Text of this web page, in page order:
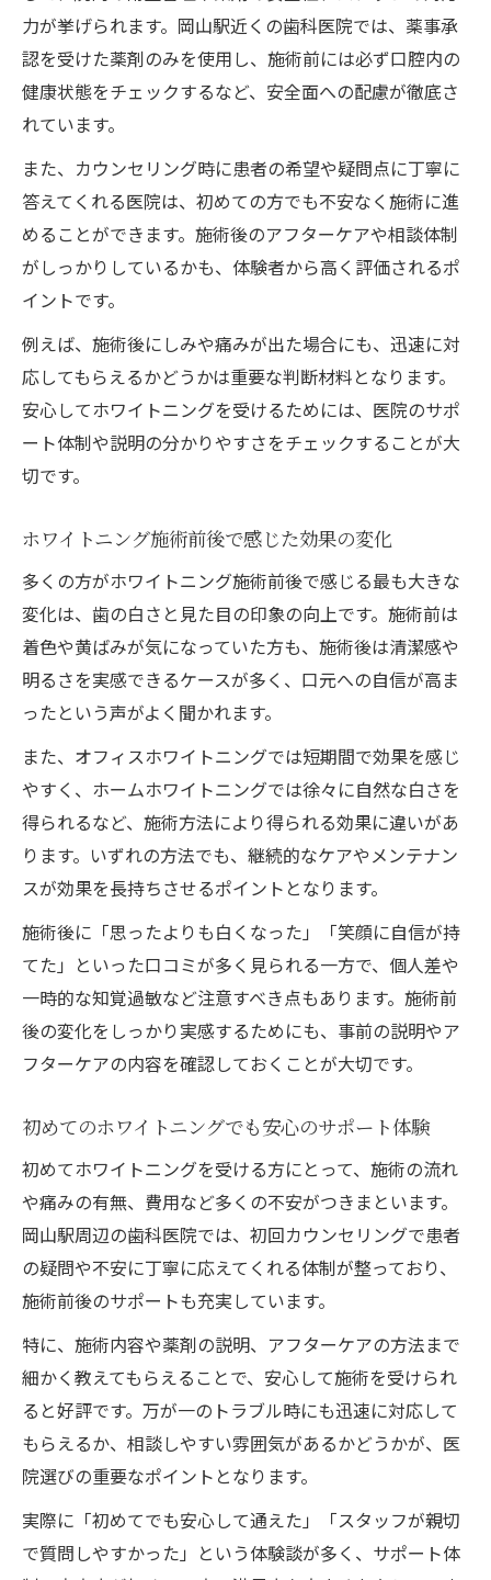
力が挙げられます。岡山駅近くの歯科医院では、薬事承
認を受けた薬剤のみを使用し、施術前には必ず口腔内の
健康状態をチェックするなど、安全面への配慮が徹底さ
れています。
また、カウンセリング時に患者の希望や疑問点に丁寧に
答えてくれる医院は、初めての方でも不安なく施術に進
めることができます。施術後のアフターケアや相談体制
がしっかりしているかも、体験者から高く評価されるポ
イントです。
例えば、施術後にしみや痛みが出た場合にも、迅速に対
応してもらえるかどうかは重要な判断材料となります。
安心してホワイトニングを受けるためには、医院のサポ
ート体制や説明の分かりやすさをチェックすることが大
切です。
ホワイトニング施術前後で感じた効果の変化
多くの方がホワイトニング施術前後で感じる最も大きな
変化は、歯の白さと見た目の印象の向上です。施術前は
着色や黄ばみが気になっていた方も、施術後は清潔感や
明るさを実感できるケースが多く、口元への自信が高ま
ったという声がよく聞かれます。
また、オフィスホワイトニングでは短期間で効果を感じ
やすく、ホームホワイトニングでは徐々に自然な白さを
得られるなど、施術方法により得られる効果に違いがあ
ります。いずれの方法でも、継続的なケアやメンテナン
スが効果を長持ちさせるポイントとなります。
施術後に「思ったよりも白くなった」「笑顔に自信が持
てた」といった口コミが多く見られる一方で、個人差や
一時的な知覚過敏など注意すべき点もあります。施術前
後の変化をしっかり実感するためにも、事前の説明やア
フターケアの内容を確認しておくことが大切です。
初めてのホワイトニングでも安心のサポート体験
初めてホワイトニングを受ける方にとって、施術の流れ
や痛みの有無、費用など多くの不安がつきまといます。
岡山駅周辺の歯科医院では、初回カウンセリングで患者
の疑問や不安に丁寧に応えてくれる体制が整っており、
施術前後のサポートも充実しています。
特に、施術内容や薬剤の説明、アフターケアの方法まで
細かく教えてもらえることで、安心して施術を受けられ
ると好評です。万が一のトラブル時にも迅速に対応して
もらえるか、相談しやすい雰囲気があるかどうかが、医
院選びの重要なポイントとなります。
実際に「初めてでも安心して通えた」「スタッフが親切
で質問しやすかった」という体験談が多く、サポート体